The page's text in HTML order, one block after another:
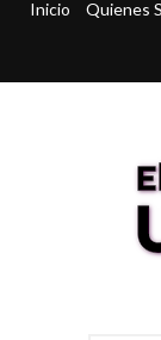
Inicio Quienes